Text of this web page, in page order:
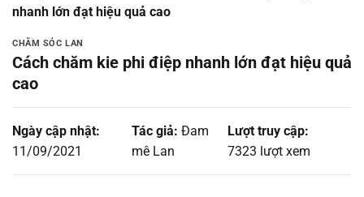
nhanh lớn đạt hiệu quả cao
CHĂM SÓC LAN
Cách chăm kie phi điệp nhanh lớn đạt hiệu quả
cao
Ngày cập nhật:
11/09/2021
Tác giả: Đam
mê Lan
Lượt truy cập:
7323 lượt xem